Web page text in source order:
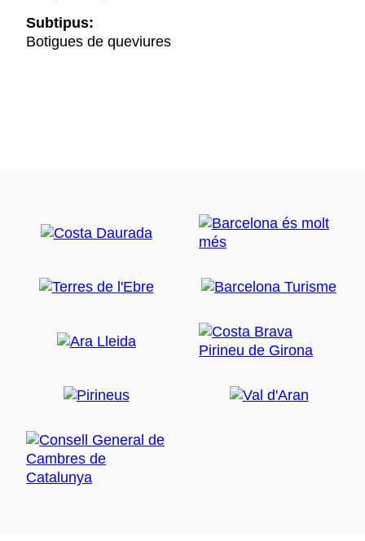
Subtipus:
Botigues de queviures